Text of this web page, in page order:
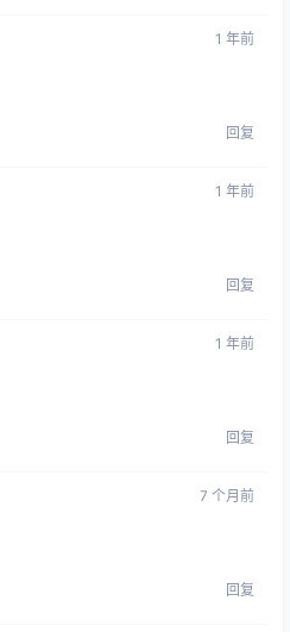
1 年前
回复
1 年前
回复
1 年前
回复
7 个月前
回复